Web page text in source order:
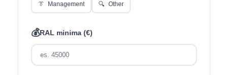
👔 Management 🔍 Other
💰RAL minima (€)